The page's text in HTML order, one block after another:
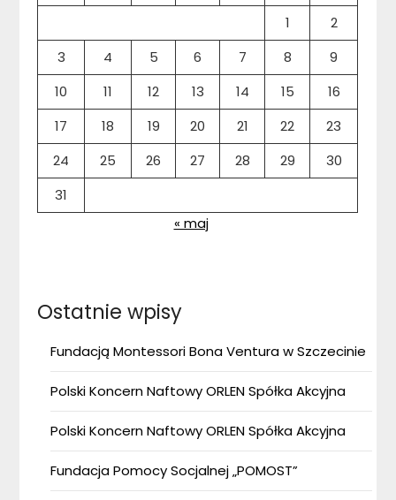
1
2
3
4 5 6 7 8
9
10
11 12 13 14 15
16
17
18 19 20 21 22
23
24
25 26 27 28 29
30
31
« maj
Ostatnie wpisy
Fundacją Montessori Bona Ventura w Szczecinie
Polski Koncern Naftowy ORLEN Spółka Akcyjna
Polski Koncern Naftowy ORLEN Spółka Akcyjna
Fundacja Pomocy Socjalnej „POMOST”